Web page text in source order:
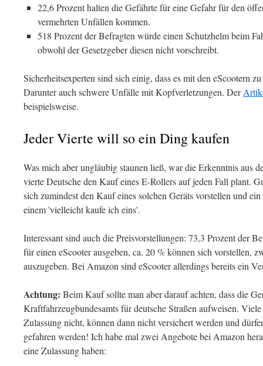
22,6 Prozent halten die Gefährte für eine Gefahr für den
vermehrten Unfällen kommen.
518 Prozent der Befragten würde einen Schutzhelm beim
obwohl der Gesetzgeber diesen nicht vorschreibt.
Sicherheitsexperten sind sich einig, dass es mit den eScootern
Darunter auch schwere Unfälle mit Kopfverletzungen. Der
beispielsweise.
Jeder Vierte will so ein Ding kaufen
Was mich aber ungläubig staunen ließ, war die Erkenntnis aus
vierte Deutsche den Kauf eines E-Rollers auf jeden Fall plant.
sich zumindest den Kauf eines solchen Geräts vorstellen und
einem 'vielleicht kaufe ich eins'.
Interessant sind auch die Preisvorstellungen: 73,3 Prozent der
für einen eScooter ausgeben, ca. 20 % können sich vorstellen,
auszugeben. Bei Amazon sind eScooter allerdings bereits ein
Achtung: Beim Kauf sollte man aber darauf achten, dass die
Kraftfahrzeugbundesamts für deutsche Straßen aufweisen.
Zulassung nicht, können dann nicht versichert werden und
gefahren werden! Ich habe mal zwei Angebote bei Amazon
eine Zulassung haben: